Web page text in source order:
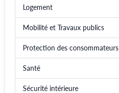
Logement
Mobilité et Travaux publics
Protection des consommateurs
Santé
Sécurité intérieure